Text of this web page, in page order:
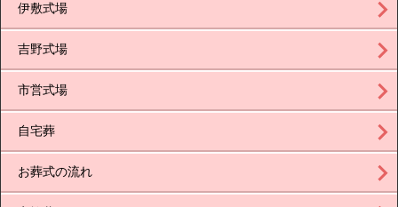
伊敷式場
吉野式場
市営式場
自宅葬
お葬式の流れ